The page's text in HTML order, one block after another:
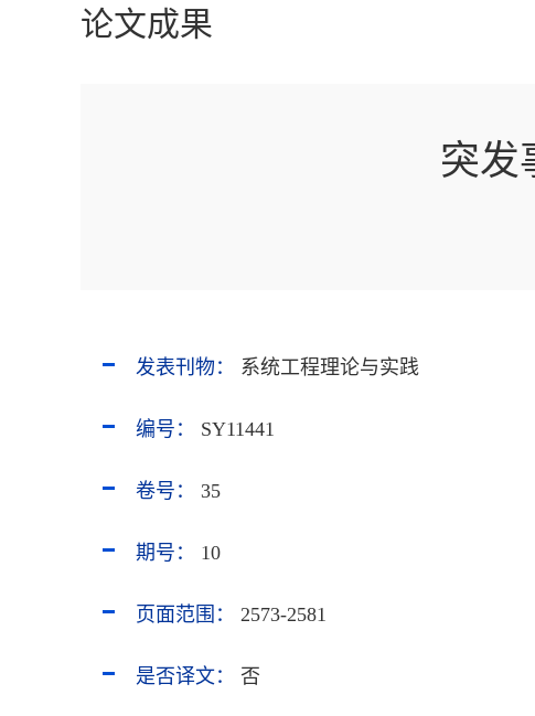
论文成果
突发
发表刊物： 系统工程理论与实践
编号： SY11441
卷号： 35
期号： 10
页面范围： 2573-2581
是否译文： 否